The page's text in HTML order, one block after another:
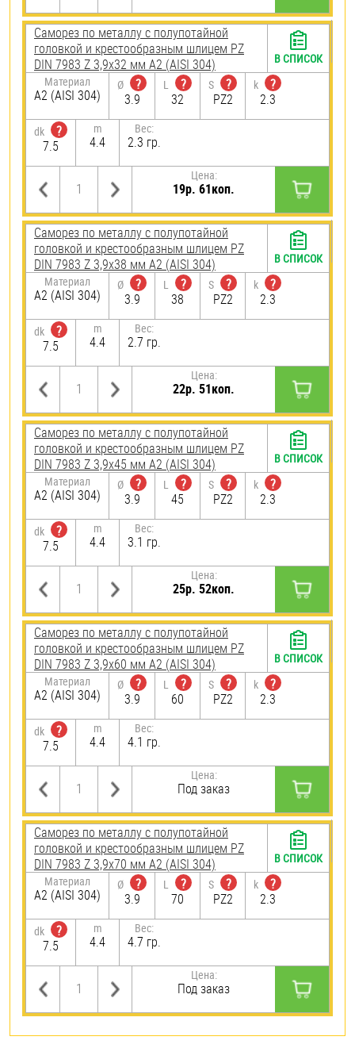
Саморез по металлу с полупотайной
головкой и крестообразным шлицем PZ
DIN 7983 Z 3,9х32 мм А2 (AISI 304)
Материал
А2 (AISI 304)
Ø
?
3.9
L
?
32
S
?
PZ2
k
?
2.3
dk
?
7.5
m
4.4
Вес:
2.3 гр.
Цена:
19р. 61коп.
В СПИСОК
Саморез по металлу с полупотайной
головкой и крестообразным шлицем PZ
DIN 7983 Z 3,9х38 мм А2 (AISI 304)
Материал
А2 (AISI 304)
Ø
?
3.9
L
?
38
S
?
PZ2
k
?
2.3
dk
?
7.5
m
4.4
Вес:
2.7 гр.
Цена:
22р. 51коп.
В СПИСОК
Саморез по металлу с полупотайной
головкой и крестообразным шлицем PZ
DIN 7983 Z 3,9х45 мм А2 (AISI 304)
Материал
А2 (AISI 304)
Ø
?
3.9
L
?
45
S
?
PZ2
k
?
2.3
dk
?
7.5
m
4.4
Вес:
3.1 гр.
Цена:
25р. 52коп.
В СПИСОК
Саморез по металлу с полупотайной
головкой и крестообразным шлицем PZ
DIN 7983 Z 3,9х60 мм А2 (AISI 304)
Материал
А2 (AISI 304)
Ø
?
3.9
L
?
60
S
?
PZ2
k
?
2.3
dk
?
7.5
m
4.4
Вес:
4.1 гр.
Цена:
Под заказ
В СПИСОК
Саморез по металлу с полупотайной
головкой и крестообразным шлицем PZ
DIN 7983 Z 3,9х70 мм А2 (AISI 304)
Материал
А2 (AISI 304)
Ø
?
3.9
L
?
70
S
?
PZ2
k
?
2.3
dk
?
7.5
m
4.4
Вес:
4.7 гр.
Цена:
Под заказ
В СПИСОК